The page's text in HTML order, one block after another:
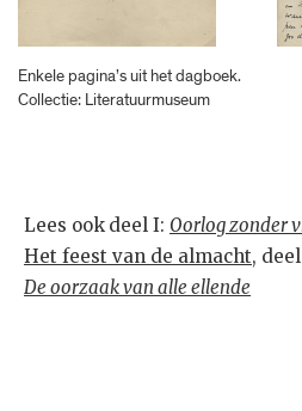
Enkele pagina’s uit het dagboek.
Collectie: Literatuurmuseum
Lees ook deel I: Oorlog zonder
Het feest van de almacht,
De oorzaak van alle ellende